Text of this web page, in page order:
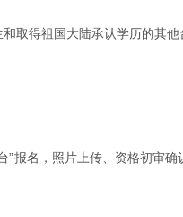
取得祖国大陆承认学历的其
”报名，照片上传、资格初审